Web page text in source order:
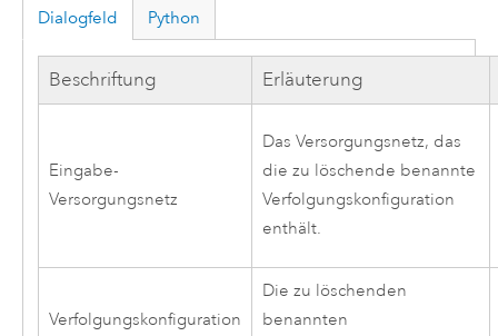
Dialogfeld Python
Beschriftung Erläuterung
Eingabe-
Versorgungsnetz
Das Versorgungsnetz, das
die zu löschende benannte
Verfolgungskonfiguration
enthält.
Verfolgungskonfiguration
Die zu löschenden
benannten